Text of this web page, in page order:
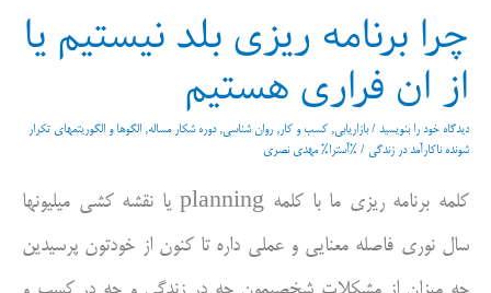
چرا برنامه ریزی بلد نیستیم یا
از ان فراری هستیم
دیدگاه‌ خود را بنویسید /بازاریابی, کسب و کار, روان شناسی,دوره شکار مساله, الگوها و الگوریتمهای تکرار
شونده ناکارآمد در زندگی / %آسترا% مهدی نصری
کلمه برنامه ریزی ما با کلمه planning یا نقشه کشی میلیونها
سال نوری فاصله معنایی و عملی داره تا کنون از خودتون پرسیدین